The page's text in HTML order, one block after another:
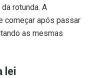
rotunda. A
começar após passar
as mesmas
lei